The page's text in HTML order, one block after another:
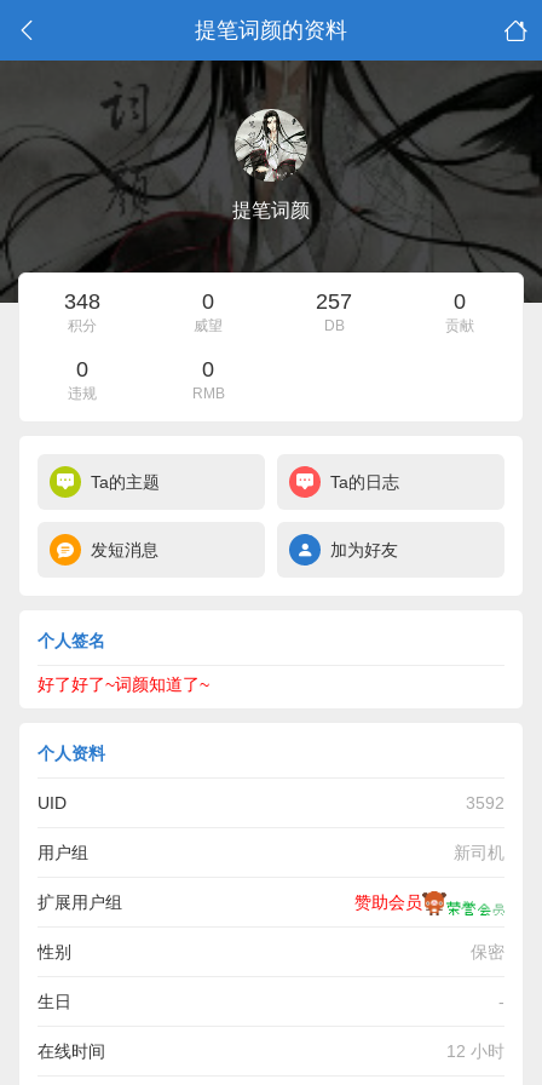
提笔词颜的资料
提笔词颜
348
积分
0
威望
257
DB
0
贡献
0
违规
0
RMB
Ta的主题 Ta的日志
发短消息 加为好友
个人签名
好了好了~词颜知道了~
个人资料
UID 3592
用户组 新司机
扩展用户组 赞助会员
性别 保密
生日 -
在线时间 12 小时